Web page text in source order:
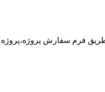
فرم سفارش